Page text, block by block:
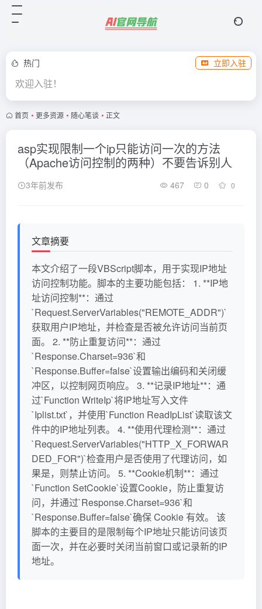
热门 立即入驻
欢迎入驻！
首页 • 更多资源 • 随心笔谈 • 正文
asp实现限制一个ip只能访问一次的方法
（Apache访问控制的两种）不要告诉别人
3年前发布 467 0 0
文章摘要
本文介绍了一段VBScript脚本，用于实现IP地址
访问控制功能。脚本的主要功能包括： 1. **IP地
址访问控制**：通过
`Request.ServerVariables("REMOTE_ADDR")`
获取用户IP地址，并检查是否被允许访问当前页
面。 2. **防止重复访问**：通过
`Response.Charset=936`和
`Response.Buffer=false`设置输出编码和关闭缓
冲区，以控制网页响应。 3. **记录IP地址**：通
过`Function WriteIp`将IP地址写入文件
`Iplist.txt`，并使用`Function ReadIpList`读取该文
件中的IP地址列表。 4. **使用代理检测**：通过
`Request.ServerVariables("HTTP_X_FORWAR
DED_FOR")`检查用户是否使用了代理访问，如
果是，则禁止访问。 5. **Cookie机制**：通过
`Function SetCookie`设置Cookie，防止重复访
问，并通过`Response.Charset=936`和
`Response.Buffer=false`确保 Cookie 有效。 该
脚本的主要目的是限制每个IP地址只能访问该页
面一次，并在必要时关闭当前窗口或记录新的IP
地址。